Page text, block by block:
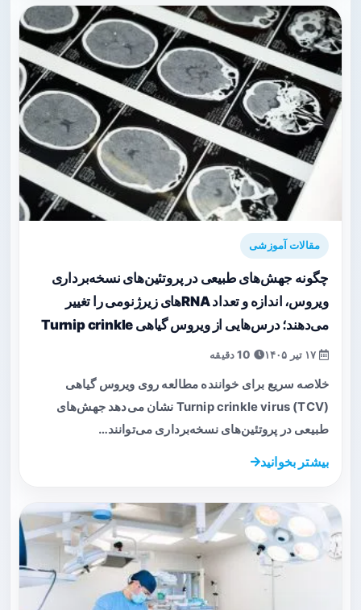
مقالات آموزشی
چگونه جهش‌های طبیعی در پروتئین‌های نسخه‌برداری
ویروس، اندازه و تعداد RNAهای زیرژنومی را تغییر
می‌دهند؛ درس‌هایی از ویروس گیاهی Turnip crinkle
خلاصه سریع برای خواننده مطالعه روی ویروس گیاهی
Turnip crinkle virus (TCV) نشان می‌دهد جهش‌های
طبیعی در پروتئین‌های نسخه‌برداری می‌توانند…
بیشتر بخوانید